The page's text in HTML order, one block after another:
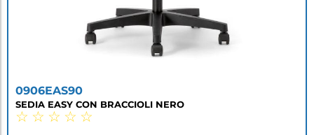
0906EAS90
SEDIA EASY CON BRACCIOLI NERO
☆ ☆ ☆ ☆ ☆